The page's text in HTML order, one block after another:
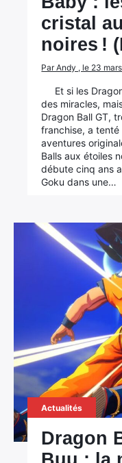
cristal
noires !
Par Andy , le 23
Et si les
des miracles,
Dragon Ball GT,
franchise, a tenté
aventures
Balls aux étoiles
débute cinq ans
Goku dans une…
Actualités
Dragon